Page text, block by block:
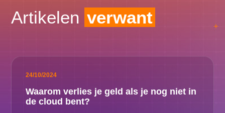
Artikelen verwant
24/10/2024
Waarom verlies je geld als je nog niet in
de cloud bent?